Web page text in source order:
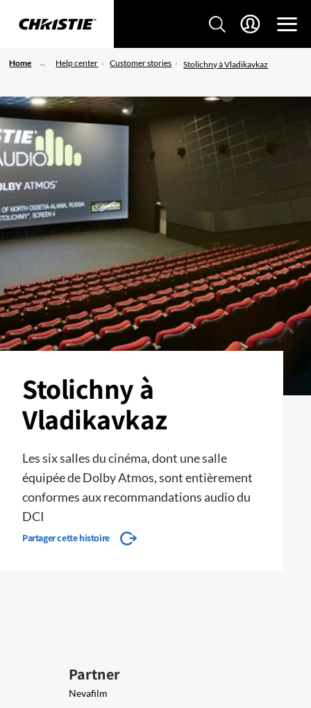
Home Help center Customer stories Stolichny à Vladikavkaz
Stolichny à
Vladikavkaz
Les six salles du cinéma, dont une salle
équipée de Dolby Atmos, sont entièrement
conformes aux recommandations audio du
DCI
Partager cette histoire
Partner
Nevafilm